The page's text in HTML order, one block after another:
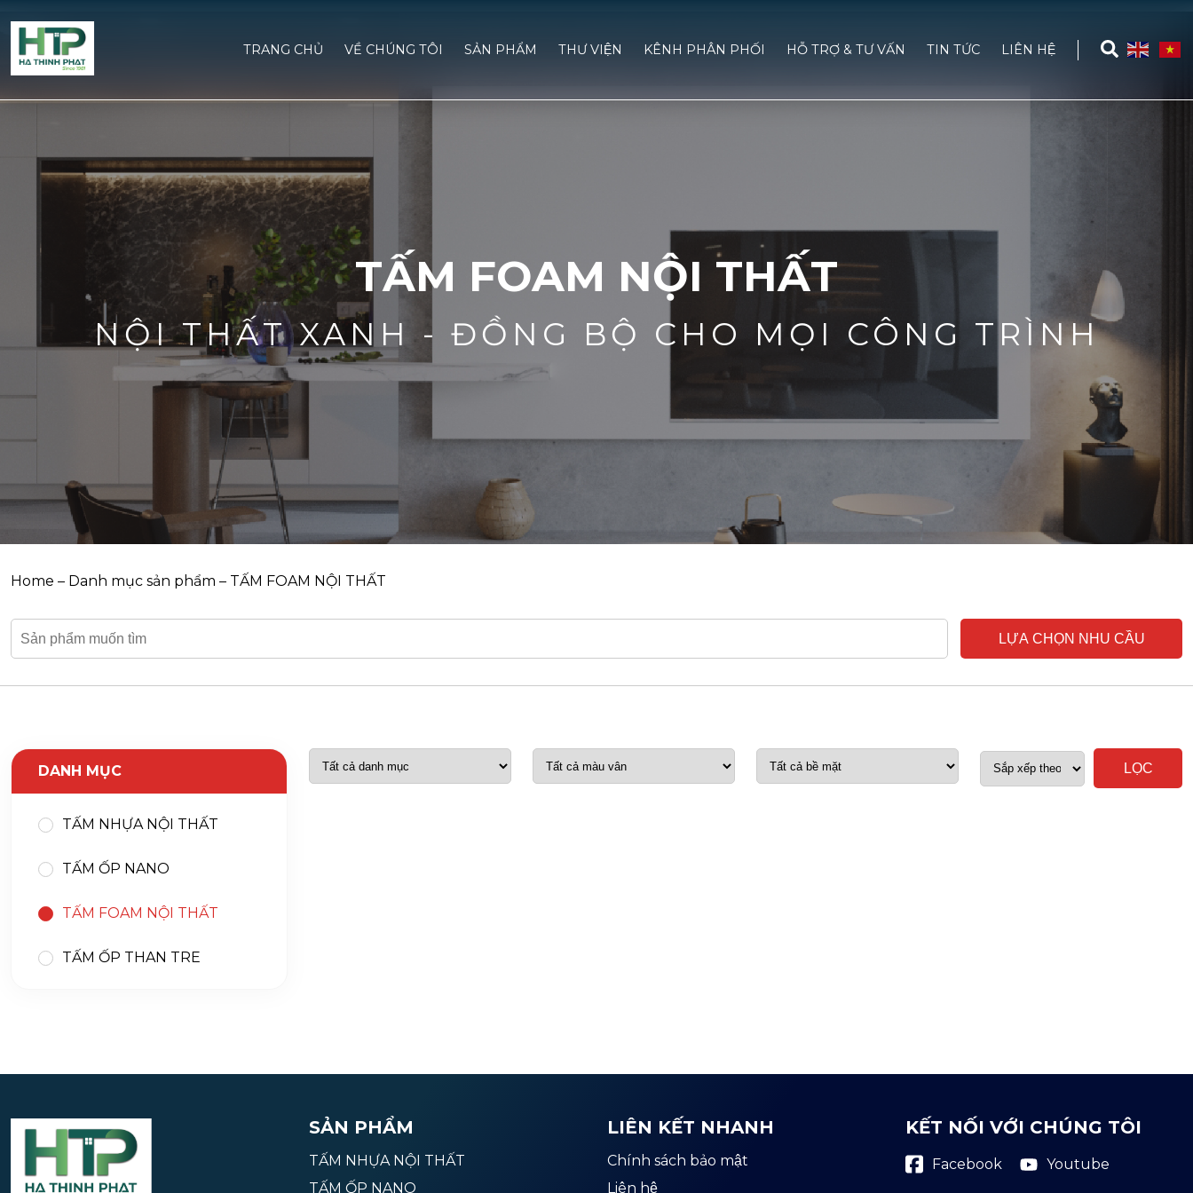
TRANG CHỦ VỀ CHÚNG TÔI SẢN PHẨM THƯ VIỆN KÊNH PHÂN PHỐI HỖ TRỢ & TƯ VẤN TIN TỨC LIÊN HỆ
TẤM FOAM NỘI THẤT
NỘI THẤT XANH - ĐỒNG BỘ CHO MỌI CÔNG TRÌNH
Home – Danh mục sản phẩm – TẤM FOAM NỘI THẤT
LỰA CHỌN NHU CẦU
DANH MỤC
TẤM NHỰA NỘI THẤT
TẤM ỐP NANO
TẤM FOAM NỘI THẤT
TẤM ỐP THAN TRE
LỌC
SẢN PHẨM
TẤM NHỰA NỘI THẤT
TẤM ỐP NANO
LIÊN KẾT NHANH
Chính sách bảo mật
Liên hệ
KẾT NỐI VỚI CHÚNG TÔI
Facebook Youtube